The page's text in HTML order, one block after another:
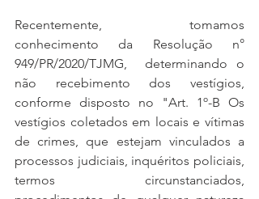
Recentemente, tomamos
conhecimento da Resolução n°
949/PR/2020/TJMG,  determinando o
não recebimento dos vestígios,
conforme disposto no "Art. 1º-B Os
vestígios coletados em locais e vítimas
de crimes, que estejam vinculados a
processos judiciais, inquéritos policiais,
termos circunstanciados,